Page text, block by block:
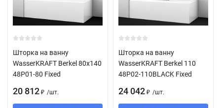
Шторка на ванну
WasserKRAFT Berkel 80x140
48P01-80 Fixed
20 812 ₽ /шт.
Шторка на ванну
WasserKRAFT Berkel 110
48P02-110BLACK Fixed
24 042 ₽ /шт.